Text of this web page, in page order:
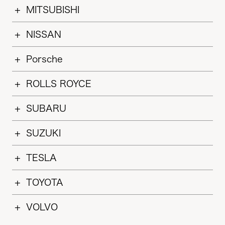
MITSUBISHI
NISSAN
Porsche
ROLLS ROYCE
SUBARU
SUZUKI
TESLA
TOYOTA
VOLVO